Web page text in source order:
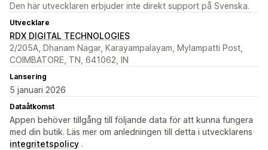
Den här utvecklaren erbjuder inte direkt support på Svenska.
Utvecklare
RDX DIGITAL TECHNOLOGIES
2/205A, Dhanam Nagar, Karayampalayam, Mylampatti Post,
COIMBATORE, TN, 641062, IN
Lansering
5 januari 2026
Dataåtkomst
Appen behöver tillgång till följande data för att kunna fungera
med din butik. Läs mer om anledningen till detta i utvecklarens
integritetspolicy .